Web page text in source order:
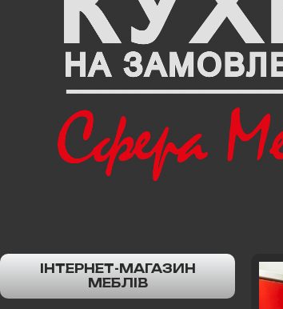
ІНТЕРНЕТ-МАГАЗИН
МЕБЛІВ